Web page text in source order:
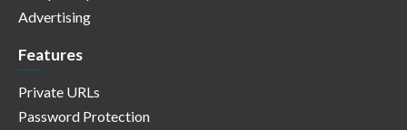
Advertising
Features
Private URLs
Password Protection